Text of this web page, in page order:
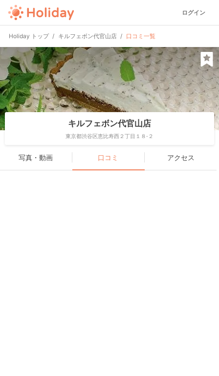
ログイン
Holiday トップ キルフェボン代官山店 口コミ一覧
キルフェボン代官山店
東京都渋谷区恵比寿西２丁目１８-２
写真・動画 口コミ アクセス